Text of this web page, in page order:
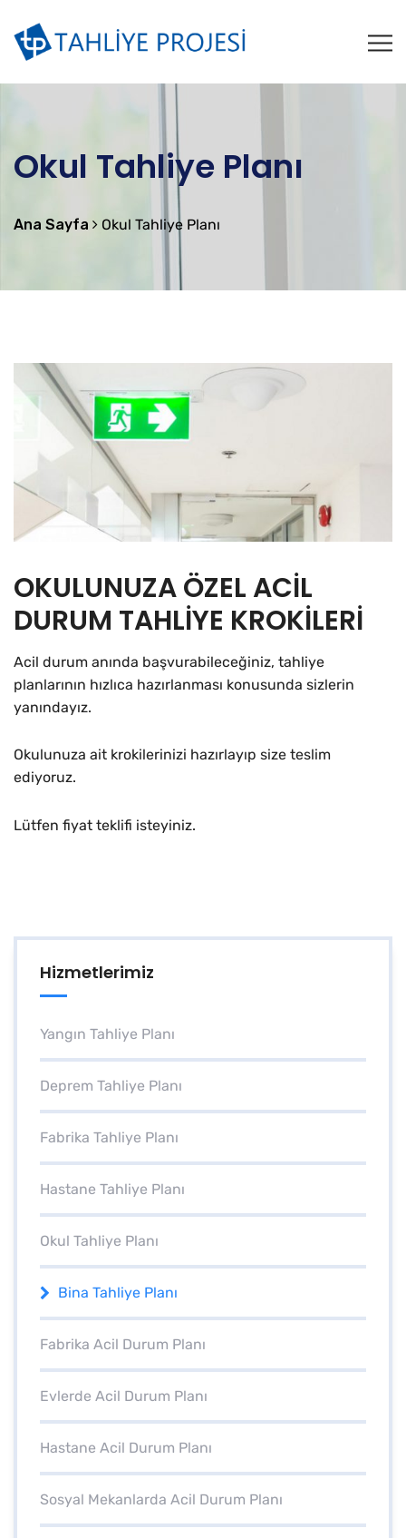
Okul Tahliye Planı
Ana Sayfa Okul Tahliye Planı
OKULUNUZA ÖZEL ACİL
DURUM TAHLİYE KROKİLERİ
Acil durum anında başvurabileceğiniz, tahliye
planlarının hızlıca hazırlanması konusunda sizlerin
yanındayız.
Okulunuza ait krokilerinizi hazırlayıp size teslim
ediyoruz.
Lütfen fiyat teklifi isteyiniz.
Hizmetlerimiz
Yangın Tahliye Planı
Deprem Tahliye Planı
Fabrika Tahliye Planı
Hastane Tahliye Planı
Okul Tahliye Planı
Bina Tahliye Planı
Fabrika Acil Durum Planı
Evlerde Acil Durum Planı
Hastane Acil Durum Planı
Sosyal Mekanlarda Acil Durum Planı